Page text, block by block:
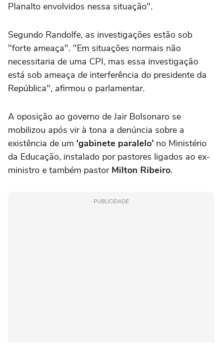
Planalto envolvidos nessa situação".
Segundo Randolfe, as investigações estão sob
"forte ameaça". "Em situações normais não
necessitaria de uma CPI, mas essa investigação
está sob ameaça de interferência do presidente da
República", afirmou o parlamentar.
A oposição ao governo de Jair Bolsonaro se
mobilizou após vir à tona a denúncia sobre a
existência de um 'gabinete paralelo' no Ministério
da Educação, instalado por pastores ligados ao ex-
ministro e também pastor Milton Ribeiro.
PUBLICIDADE